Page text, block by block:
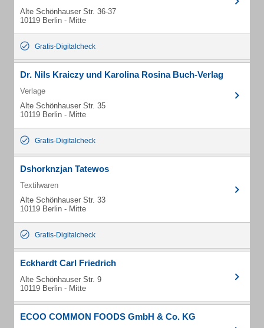
Alte Schönhauser Str. 36-37
10119 Berlin - Mitte
Gratis-Digitalcheck
Dr. Nils Kraiczy und Karolina Rosina Buch-Verlag
Verlage
Alte Schönhauser Str. 35
10119 Berlin - Mitte
Gratis-Digitalcheck
Dshorknzjan Tatewos
Textilwaren
Alte Schönhauser Str. 33
10119 Berlin - Mitte
Gratis-Digitalcheck
Eckhardt Carl Friedrich
Alte Schönhauser Str. 9
10119 Berlin - Mitte
ECOO COMMON FOODS GmbH & Co. KG